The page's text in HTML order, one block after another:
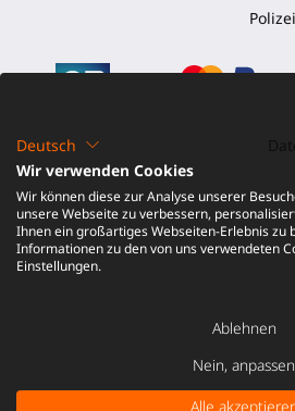
©2016-2026 - ProTubeVR™
Versand und Zölle|Garantie
Deutsch
Wir verwenden Cookies
Wir können diese zur Analyse unserer
unsere Webseite zu verbessern,
Ihnen ein großartiges Webseiten-Erlebnis zu
Informationen zu den von uns verwendeten
Einstellungen.
Ablehnen
Nein, anpassen
Alle